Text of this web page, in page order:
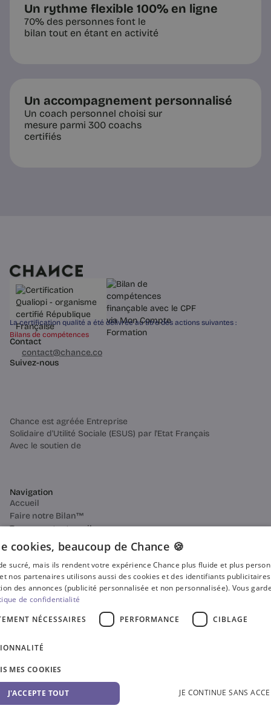
Un rythme flexible 100% en ligne
70% des personnes font le
bilan tout en étant en activité
Un accompagnement personnalisé
Un coach personnel choisi sur
mesure parmi 300 coachs
certifiés
La certification qualité a été délivrée au titre des actions suivantes :
Bilans de compétences
Contact
03 60 84 01 14
contact@chance.co
Suivez-nous
Chance est agréée Entreprise
Solidaire d'Utilité Sociale (ESUS) par l'Etat Français
Avec le soutien de
Navigation
Accueil
Faire notre Bilan™
Trouver votre travail
Aider
Qui sommes-nous
Entreprise
Connexion
Test de l’amour pro
Travailler chez Chance
Devenir coach partenaire
Reconversion professionnelle
Presse
Où faire votre bilan de compétences ?
cookies, beaucoup de Chance 🍪
sucré, mais ils rendent votre expérience Chance plus fluide et plus
nos partenaires utilisons aussi des cookies et des identifiants
des annonces (publicité personnalisée et non personnalisée). Vous
de confidentialité
NÉCESSAIRES
PERFORMANCE CIBLAGE
MES COOKIES
J'ACCEPTE TOUT JE CONTINUE SANS